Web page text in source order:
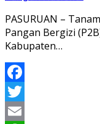
PASURUAN –
Pangan Bergizi
Kabupaten…
Facebook
Twitter